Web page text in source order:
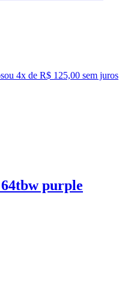
ou 4x de R$ 125,00 sem juros
purple